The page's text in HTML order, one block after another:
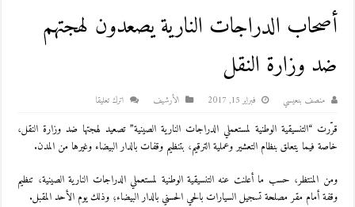
أصحاب الدراجات النارية يصعدون لهجتهم
ضد وزارة النقل
منصف بنعيسي فبراير 15, 2017 اﻷرشيف اترك تعليقا
قرّرت “التنسيقية الوطنية لمستعملي الدراجات النارية الصينية” تصعيد لهجتها ضد وزارة النقل،
خاصة فيما يتعلق بنظام التعشير وعملية الترقيم، بتنظيم وقفات بالدار البيضاء وغيرها من المدن.
ومن المنتظر، حسب ما أعلنت عنه التنسيقية الوطنية لمستعملي الدراجات النارية الصينية، تنظيم
وقفة أمام مقر مصلحة تسجيل السيارات بالحي الحسني بالدار البيضاء؛ وذلك يوم الأحد المقبل.